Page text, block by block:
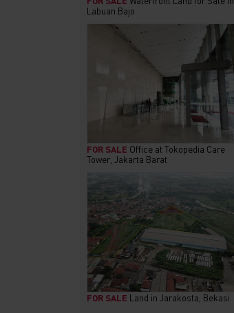
Labuan Bajo
FOR SALE Office at Tokopedia Care
Tower, Jakarta Barat
FOR SALE Land in Jarakosta, Bekasi